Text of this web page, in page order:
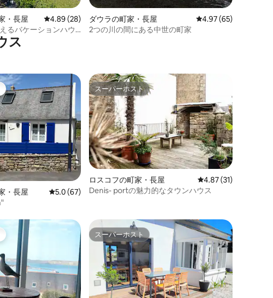
平均評価
・長屋 レビュー28件、5つ星中4.89つ星の平均評価
4.89 (28)
るバケーションハウ
ーフィン
ダウラの町家・長屋 レビュー65件、5つ星
4.97 (65)
2つの川の間にある中世の町家
ス
平均評価
イスです。
・長屋 レビュー67件、5つ星中5.0つ星の平均評価
5.0 (67)
スーパーホスト
スーパーホスト
ロスコフの町家・長屋 レビュー31件、5つ
4.87 (31)
Denis- portの魅力的なタウンハウス
イスです。 スーパーホスト
スーパーホスト